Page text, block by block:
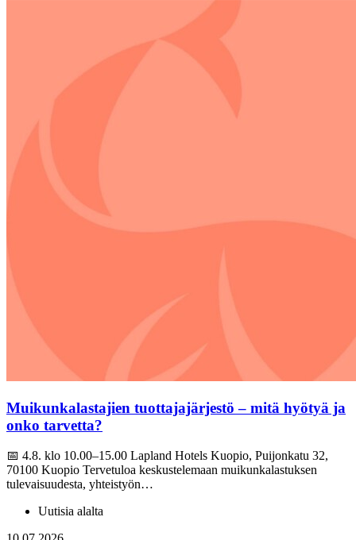
Muikunkalastajien tuottajajärjestö – mitä hyötyä ja
onko tarvetta?
📅 4.8. klo 10.00–15.00 Lapland Hotels Kuopio, Puijonkatu 32,
70100 Kuopio Tervetuloa keskustelemaan muikunkalastuksen
tulevaisuudesta, yhteistyön…
Uutisia alalta